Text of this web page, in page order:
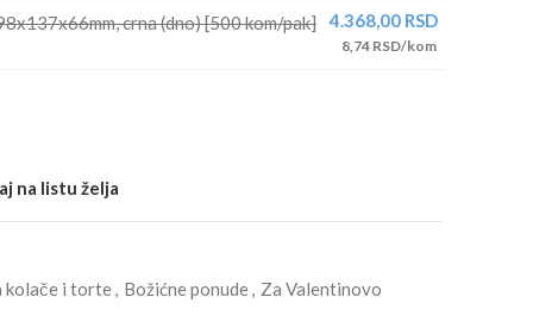
crna (dno) [500 kom/pak] 4.368,00 RSD
8,74 RSD/kom
na listu želja
kolače i torte, Božićne ponude, Za Valentinovo